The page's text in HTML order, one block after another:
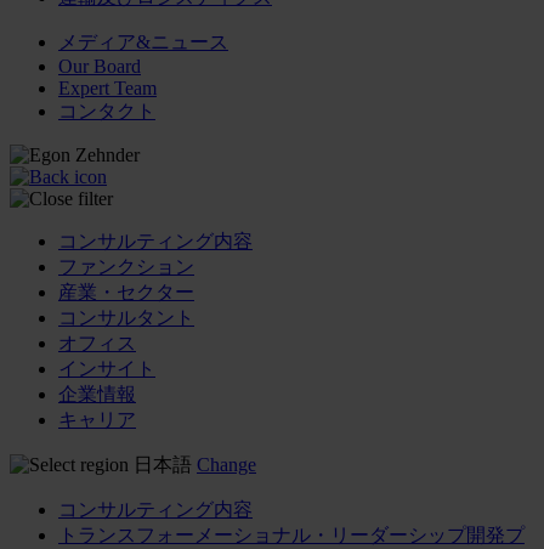
メディア&ニュース
Our Board
Expert Team
コンタクト
コンサルティング内容
ファンクション
産業・セクター
コンサルタント
オフィス
インサイト
企業情報
キャリア
日本語 Change
コンサルティング内容
トランスフォーメーショナル・リーダーシップ開発プ